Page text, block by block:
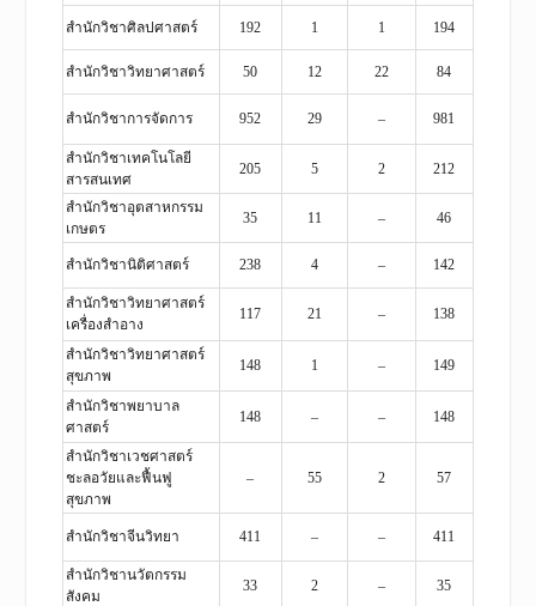
สำนักวิชาศิลปศาสตร์ 192 1 1 194
สำนักวิชาวิทยาศาสตร์ 50 12 22 84
สำนักวิชาการจัดการ 952 29 – 981
สำนักวิชาเทคโนโลยี
สารสนเทศ
205 5 2 212
สำนักวิชาอุตสาหกรรม
เกษตร
35 11 – 46
สำนักวิชานิติศาสตร์ 238 4 – 142
สำนักวิชาวิทยาศาสตร์
เครื่องสำอาง
117 21 – 138
สำนักวิชาวิทยาศาสตร์
สุขภาพ
148 1 – 149
สำนักวิชาพยาบาล
ศาสตร์
148 – – 148
สำนักวิชาเวชศาสตร์
ชะลอวัยและฟื้นฟู
สุขภาพ
– 55 2 57
สำนักวิชาจีนวิทยา 411 – – 411
สำนักวิชานวัตกรรม
สังคม
33 2 – 35